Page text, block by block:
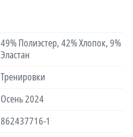
49% Полиэстер, 42% Хлопок, 9%
Эластан
Тренировки
Осень 2024
862437716-1